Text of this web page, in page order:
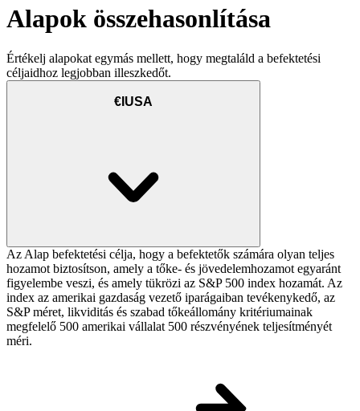
Alapok összehasonlítása
Értékelj alapokat egymás mellett, hogy megtaláld a befektetési
céljaidhoz legjobban illeszkedőt.
€IUSA
Az Alap befektetési célja, hogy a befektetők számára olyan teljes
hozamot biztosítson, amely a tőke- és jövedelemhozamot egyaránt
figyelembe veszi, és amely tükrözi az S&P 500 index hozamát. Az
index az amerikai gazdaság vezető iparágaiban tevékenykedő, az
S&P méret, likviditás és szabad tőkeállomány kritériumainak
megfelelő 500 amerikai vállalat 500 részvényének teljesítményét
méri.